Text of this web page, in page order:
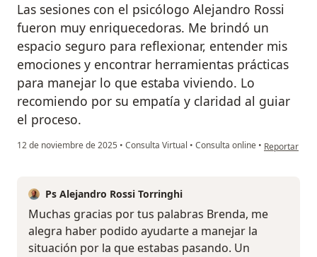
Las sesiones con el psicólogo Alejandro Rossi
fueron muy enriquecedoras. Me brindó un
espacio seguro para reflexionar, entender mis
emociones y encontrar herramientas prácticas
para manejar lo que estaba viviendo. Lo
recomiendo por su empatía y claridad al guiar
el proceso.
12 de noviembre de 2025 • Consulta Virtual • Consulta online • en opinión
Reportar
Ps Alejandro Rossi Torringhi
Muchas gracias por tus palabras Brenda, me
alegra haber podido ayudarte a manejar la
situación por la que estabas pasando. Un